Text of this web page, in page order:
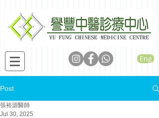
Eng
Post
張裕源醫師
Jul 30, 2025